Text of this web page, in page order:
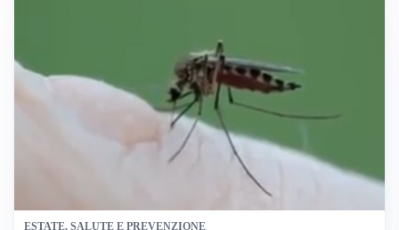
ESTATE, SALUTE E PREVENZIONE